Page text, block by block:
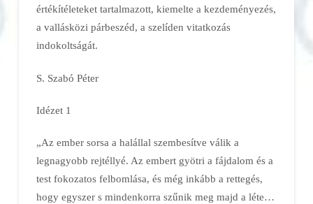
értékítéleteket tartalmazott, kiemelte a kezdeményezés,
a vallásközi párbeszéd, a szelíden vitatkozás
indokoltságát.
S. Szabó Péter
Idézet 1
„Az ember sorsa a halállal szembesítve válik a
legnagyobb rejtéllyé. Az embert gyötri a fájdalom és a
test fokozatos felbomlása, és még inkább a rettegés,
hogy egyszer s mindenkorra szűnik meg majd a léte…